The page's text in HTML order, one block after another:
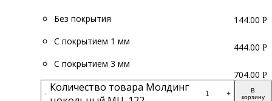
Без покрытия
С покрытием 1 мм
С покрытием 3 мм
- Количество товара Молдинг
+
В
корзину
144.00 Р
444.00 Р
704.00 Р